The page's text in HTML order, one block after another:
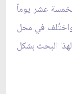
عشر يوماً
كما واختُلف في محل
البحث بشكل